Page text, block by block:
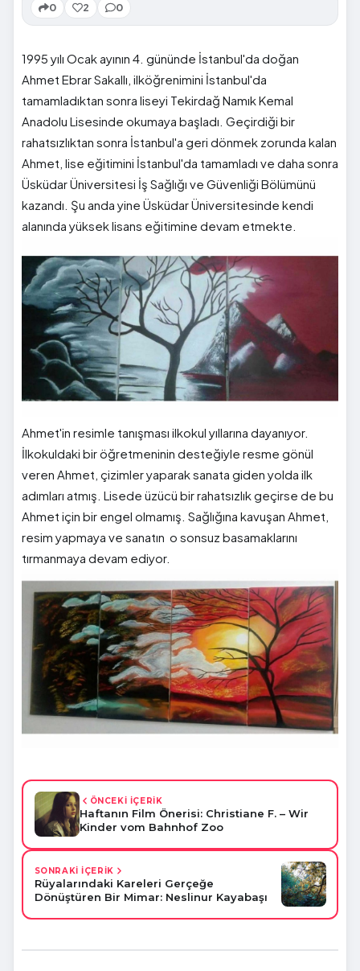
0 2 0
1995 yılı Ocak ayının 4. gününde İstanbul'da doğan
Ahmet Ebrar Sakallı, ilköğrenimini İstanbul'da
tamamladıktan sonra liseyi Tekirdağ Namık Kemal
Anadolu Lisesinde okumaya başladı. Geçirdiği bir
rahatsızlıktan sonra İstanbul'a geri dönmek zorunda kalan
Ahmet, lise eğitimini İstanbul'da tamamladı ve daha sonra
Üsküdar Üniversitesi İş Sağlığı ve Güvenliği Bölümünü
kazandı. Şu anda yine Üsküdar Üniversitesinde kendi
alanında yüksek lisans eğitimine devam etmekte.
Ahmet'in resimle tanışması ilkokul yıllarına dayanıyor.
İlkokuldaki bir öğretmeninin desteğiyle resme gönül
veren Ahmet, çizimler yaparak sanata giden yolda ilk
adımları atmış. Lisede üzücü bir rahatsızlık geçirse de bu
Ahmet için bir engel olmamış. Sağlığına kavuşan Ahmet,
resim yapmaya ve sanatın o sonsuz basamaklarını
tırmanmaya devam ediyor.
ÖNCEKİ İÇERİK
Haftanın Film Önerisi: Christiane F. – Wir
Kinder vom Bahnhof Zoo
SONRAKİ İÇERİK
Rüyalarındaki Kareleri Gerçeğe
Dönüştüren Bir Mimar: Neslinur Kayabaşı